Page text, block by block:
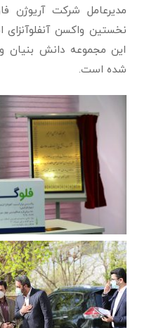
مدیرعامل شرکت آریوژن
نخستین واکسن آنفلوآنزای
این مجموعه دانش بنیان
شده است.